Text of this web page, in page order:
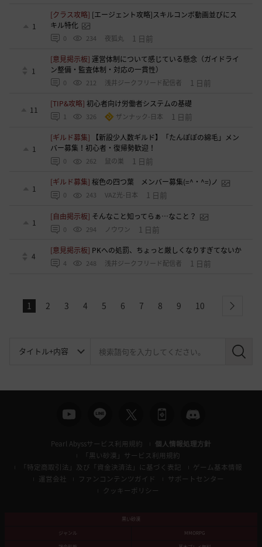
1
[クラス攻略] [エージェント攻略]スキルコンボ動画並びにス
キル特化
0 234 夜狐丸 1 日前
1
[意見掲示板]運営体制について感じている懸念（ガイドライ
ン整備・監査体制・対応の一貫性）
0 212 浅井ジークフリード配信者 1 日前
11
[TIP&攻略]初心者向け労働者システムの基礎
1 326 ザンナック-日本 1 日前
1
[ギルド募集]
【新設少人数ギルド】「たんぽぽの綿毛」メン
バー募集！初心者・復帰勢歓迎！
0 262 鼠の巣 1 日前
1
[ギルド募集]桜色の四つ葉 メンバー募集(=^・^=)ノ
0 243 VAZ光-日本 1 日前
1
[自由掲示板] そんなこと知ってらぁ…なこと？
0 294 ノウワン 1 日前
4
[意見掲示板] PKへの処罰、ちょっと厳しくなりすぎてないか
4 248 浅井ジークフリード配信者 1 日前
1 2 3 4 5 6 7 8 9 10 next
検
Pearl Abyssサービス利用規約
個人情報処理方針
「黒い砂漠」サービス利用規約
「特定商取引法」及び「資金決済法」に基づく表記
ゲーム基本情報
運営会社
ファンコンテンツガイド
サポートセンター
クッキーポリシー
黒い砂漠
ジャンル
MMORPG